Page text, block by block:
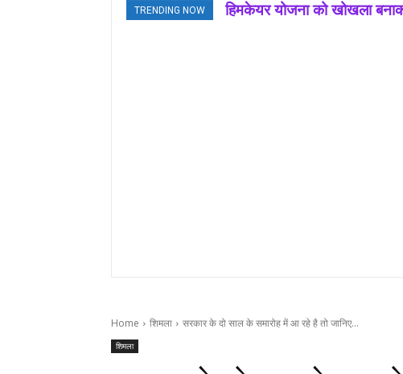
TRENDING NOW हिमकेयर योजना को खोखला
Home शिमला सरकार के दो साल के समारोह में आ रहे है तो जानिए...
शिमला